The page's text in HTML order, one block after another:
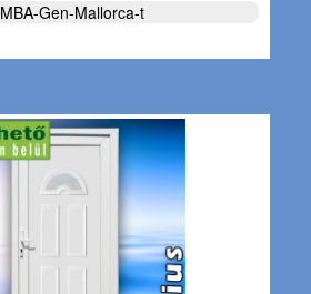
MBA-Gen-Mallorca-t